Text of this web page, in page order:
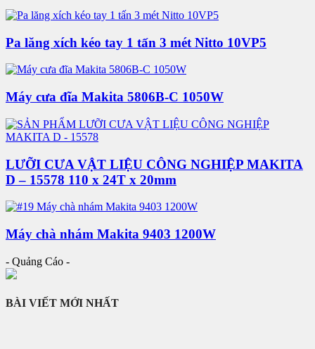
Pa lăng xích kéo tay 1 tấn 3 mét Nitto 10VP5
Máy cưa đĩa Makita 5806B-C 1050W
LƯỠI CƯA VẬT LIỆU CÔNG NGHIỆP MAKITA
D – 15578 110 x 24T x 20mm
Máy chà nhám Makita 9403 1200W
- Quảng Cáo -
BÀI VIẾT MỚI NHẤT